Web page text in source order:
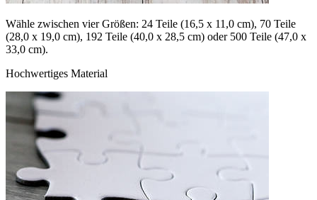
Wähle zwischen vier Größen: 24 Teile (16,5 x 11,0 cm), 70 Teile
(28,0 x 19,0 cm), 192 Teile (40,0 x 28,5 cm) oder 500 Teile (47,0 x
33,0 cm).
Hochwertiges Material